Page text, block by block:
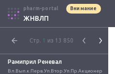
pharm-portal Внимание
ЖНВЛП
Стр. 1 из 13 850
Рамиприл Реневал
Вл.Вып.к.Перв.Уп.Втор.Уп.Пр.Акционер